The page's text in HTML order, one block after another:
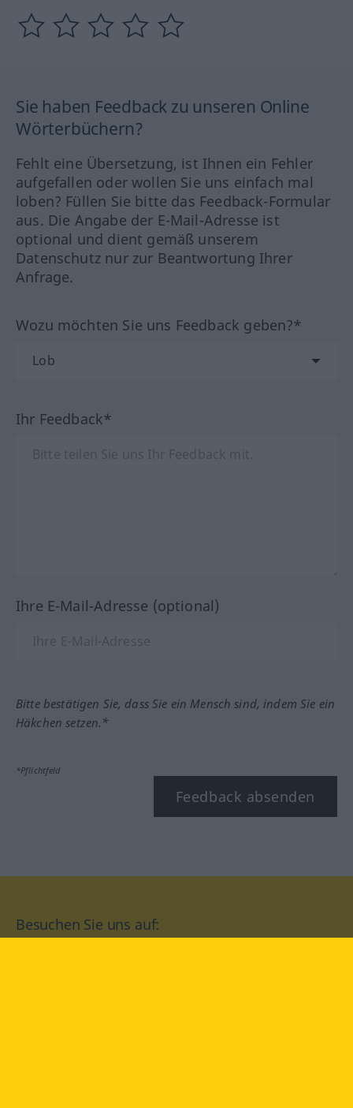
Sie haben Feedback zu unseren Online
Wörterbüchern?
Fehlt eine Übersetzung, ist Ihnen ein Fehler
aufgefallen oder wollen Sie uns einfach mal
loben? Füllen Sie bitte das Feedback-Formular
aus. Die Angabe der E-Mail-Adresse ist
optional und dient gemäß unserem
Datenschutz nur zur Beantwortung Ihrer
Anfrage.
Wozu möchten Sie uns Feedback geben?*
Ihr Feedback*
Ihre E-Mail-Adresse (optional)
Bitte bestätigen Sie, dass Sie ein Mensch sind, indem Sie ein
Häkchen setzen.*
*Pflichtfeld
Feedback absenden
Besuchen Sie uns auf: